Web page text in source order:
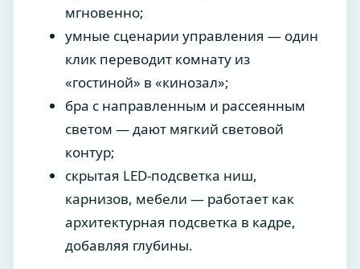
мгновенно;
умные сценарии управления — один
клик переводит комнату из
«гостиной» в «кинозал»;
бра с направленным и рассеянным
светом — дают мягкий световой
контур;
скрытая LED-подсветка ниш,
карнизов, мебели — работает как
архитектурная подсветка в кадре,
добавляя глубины.